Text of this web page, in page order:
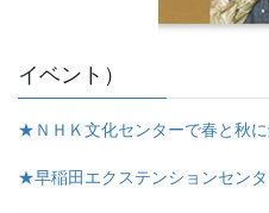
イベント）
★ＮＨＫ文化センターで春と秋に
★早稲田エクステンションセンタ